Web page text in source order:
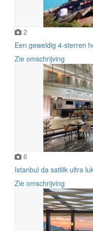
2
Een geweldig 4-sterren
Zie omschrijving
6
Istanbul da satilik ultra
Zie omschrijving